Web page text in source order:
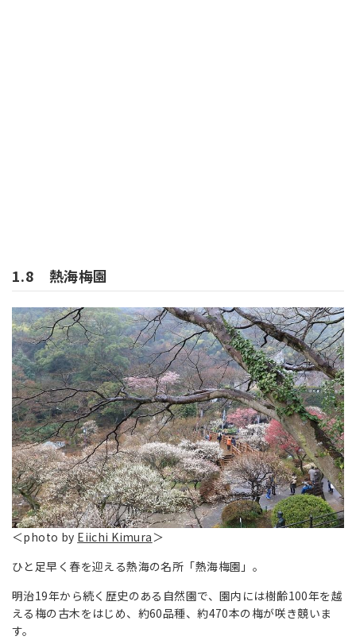
1.8 熱海梅園
＜photo by Eiichi Kimura＞
ひと足早く春を迎える熱海の名所「熱海梅園」。
明治19年から続く歴史のある自然園で、園内には樹齢100年を越
える梅の古木をはじめ、約60品種、約470本の梅が咲き競いま
す。